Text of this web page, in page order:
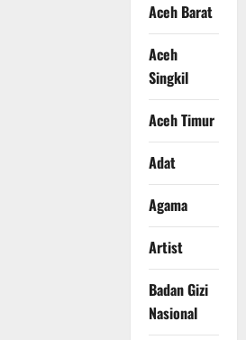
Aceh Barat
Aceh
Singkil
Aceh Timur
Adat
Agama
Artist
Badan Gizi
Nasional